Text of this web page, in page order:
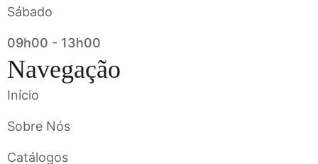
Sábado
09h00 - 13h00
Navegação
Início
Sobre Nós
Catálogos